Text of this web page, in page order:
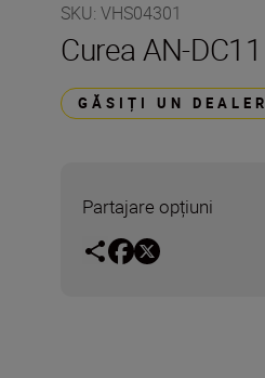
SKU: VHS04301
Curea AN-DC11
GĂSIȚI UN DEALER
Partajare opțiuni